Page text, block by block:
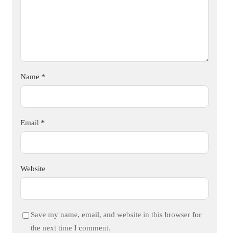
Name *
Email *
Website
Save my name, email, and website in this browser for
the next time I comment.